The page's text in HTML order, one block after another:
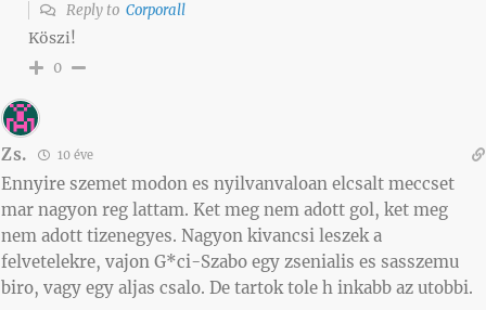
Reply to Corporall
Köszi!
0
Zs. 10 éve
Ennyire szemet modon es nyilvanvaloan elcsalt meccset
mar nagyon reg lattam. Ket meg nem adott gol, ket meg
nem adott tizenegyes. Nagyon kivancsi leszek a
felvetelekre, vajon G*ci-Szabo egy zsenialis es sasszemu
biro, vagy egy aljas csalo. De tartok tole h inkabb az utobbi.